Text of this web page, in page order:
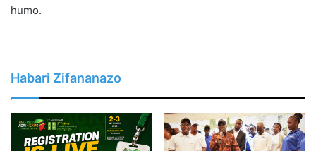
humo.
Habari Zifananazo